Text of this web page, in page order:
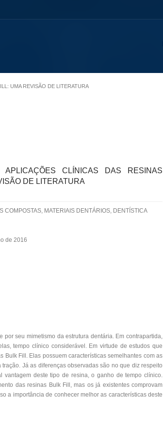
UMA REVISÃO DE LITERATURA
APLICAÇÕES CLÍNICAS DAS RESINAS
DE LITERATURA
COMPOSTAS, MATERIAIS DENTÁRIOS, DENTÍSTICA
de 2016
seu mimetismo da estrutura dentária. Em contrapartida,
tempo clínico considerável. Em virtude de estudos que
Bulk Fill. Elas possuem características semelhantes com as
Já as diferenças observadas são no que diz respeito
vantagem deste tipo de resina, o ganho de tempo clínico.
das resinas Bulk Fill, mas os já existentes comprovam
a importância de conhecer melhor as características deste